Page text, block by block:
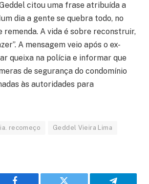
citou uma frase atribuída a
dia a gente se quebra todo, no
remenda. A vida é sobre reconstruir,
A mensagem veio após o ex-
queixa na polícia e informar que
de segurança do condomínio
às autoridades para
recomeço Geddel Vieira Lima